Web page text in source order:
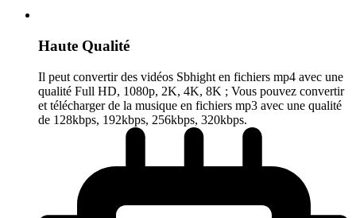
Haute Qualité
Il peut convertir des vidéos Sbhight en fichiers mp4 avec une
qualité Full HD, 1080p, 2K, 4K, 8K ; Vous pouvez convertir
et télécharger de la musique en fichiers mp3 avec une qualité
de 128kbps, 192kbps, 256kbps, 320kbps.